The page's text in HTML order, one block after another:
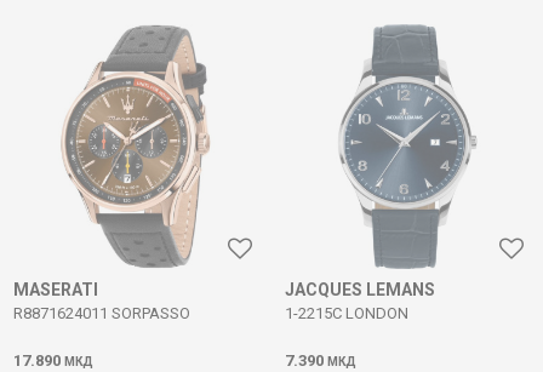
MASERATI
R8871624011 SORPASSO
17.890 МКД
JACQUES LEMANS
1-2215C LONDON
7.390 МКД